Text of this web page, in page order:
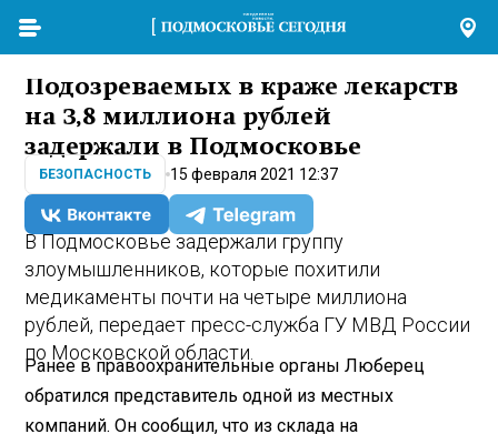
Подозреваемых в краже лекарств
на 3,8 миллиона рублей
задержали в Подмосковье
БЕЗОПАСНОСТЬ 15 февраля 2021 12:37
В Подмосковье задержали группу
злоумышленников, которые похитили
медикаменты почти на четыре миллиона
рублей, передает пресс-служба ГУ МВД России
по Московской области.
Ранее в правоохранительные органы Люберец
обратился представитель одной из местных
компаний. Он сообщил, что из склада на